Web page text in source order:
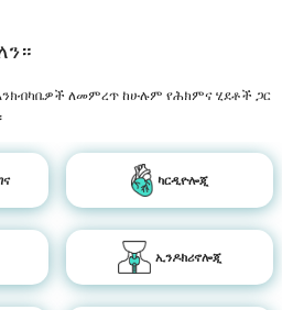
ለመምረጥ ከሁሉም የሕክምና ሂደቶች ጋር
ካርዲዮሎጂ
ኢንዶክሪኖሎጂ